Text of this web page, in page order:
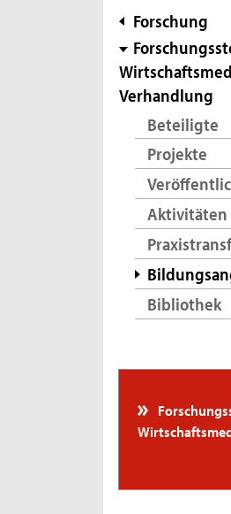
hier:
Forschung
Verhandlung
Beteiligte
Projekte
Aktivitäten
Bibliothek